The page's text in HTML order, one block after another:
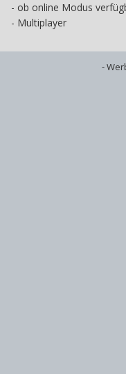
- ob online Modus
- Multiplayer
-